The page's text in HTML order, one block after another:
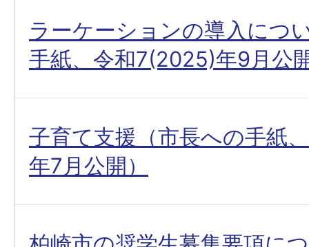
ラーケーションの導入につ
手紙、令和7(2025)年9月公
子育て支援（市長への手紙
年7月公開）